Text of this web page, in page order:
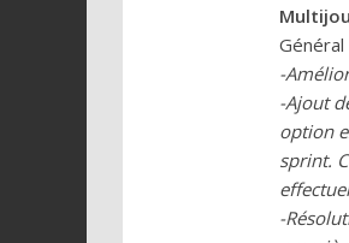
Général
-
-Ajout
option
sprint.
-